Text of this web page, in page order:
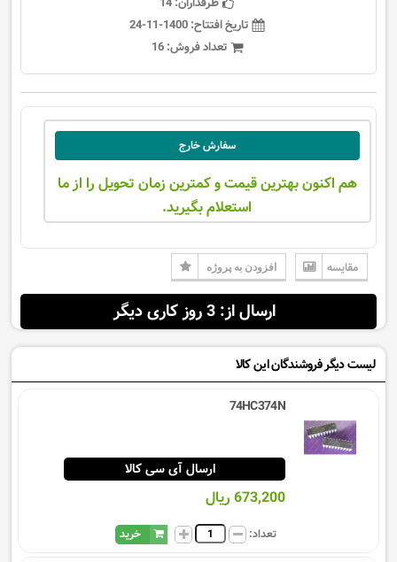
تاریخ افتتاح:1400-11-24
تعداد فروش:16
سفارش خارج
هم اکنون بهترین قیمت و کمترین زمان تحویل را از ما
استعلام بگیرید.
مقایسه افزودن به پروژه
ارسال از: 3 روز کاری دیگر
لیست دیگر فروشندگان این کالا
74HC374N
ارسال آی سی کالا
673,200 ریال
تعداد: خرید